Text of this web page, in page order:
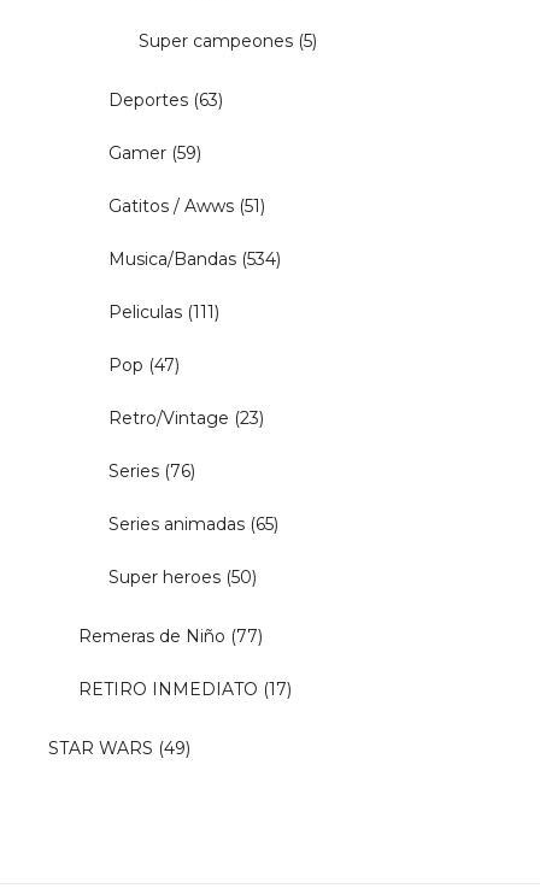
Super campeones (5)
Deportes (63)
Gamer (59)
Gatitos / Awws (51)
Musica/Bandas (534)
Peliculas (111)
Pop (47)
Retro/Vintage (23)
Series (76)
Series animadas (65)
Super heroes (50)
Remeras de Niño (77)
RETIRO INMEDIATO (17)
STAR WARS (49)